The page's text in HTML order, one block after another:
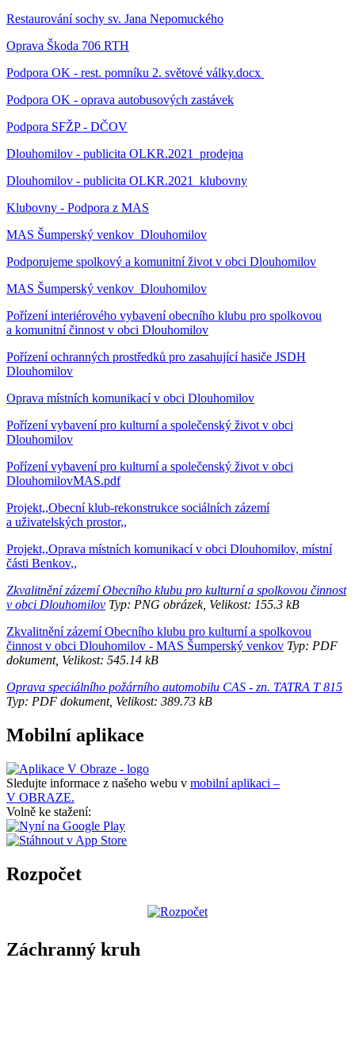
Restaurování sochy sv. Jana Nepomuckého
Oprava Škoda 706 RTH
Podpora OK - rest. pomníku 2. světové války.docx
Podpora OK - oprava autobusových zastávek
Podpora SFŽP - DČOV
Dlouhomilov - publicita OLKR.2021_prodejna
Dlouhomilov - publicita OLKR.2021_klubovny
Klubovny - Podpora z MAS
MAS Šumperský venkov_Dlouhomilov
Podporujeme spolkový a komunitní život v obci Dlouhomilov
MAS Šumperský venkov_Dlouhomilov
Pořízení interiérového vybavení obecního klubu pro spolkovou
a komunitní činnost v obci Dlouhomilov
Pořízení ochranných prostředků pro zasahující hasiče JSDH
Dlouhomilov
Oprava místních komunikací v obci Dlouhomilov
Pořízení vybavení pro kulturní a společenský život v obci
Dlouhomilov
Pořízení vybavení pro kulturní a společenský život v obci
DlouhomilovMAS.pdf
Projekt,,Obecní klub-rekonstrukce sociálních zázemí
a uživatelských prostor,,
Projekt,,Oprava místních komunikací v obci Dlouhomilov, místní
části Benkov,,
Zkvalitnění zázemí Obecního klubu pro kulturní a spolkovou činnost
v obci Dlouhomilov Typ: PNG obrázek, Velikost: 155.3 kB
Zkvalitnění zázemí Obecního klubu pro kulturní a spolkovou
činnost v obci Dlouhomilov - MAS Šumperský venkov Typ: PDF
dokument, Velikost: 545.14 kB
Oprava speciálního požárního automobilu CAS - zn. TATRA T 815
Typ: PDF dokument, Velikost: 389.73 kB
Mobilní aplikace
Sledujte informace z našeho webu v mobilní aplikaci –
V OBRAZE.
Volně ke stažení:
Rozpočet
Záchranný kruh